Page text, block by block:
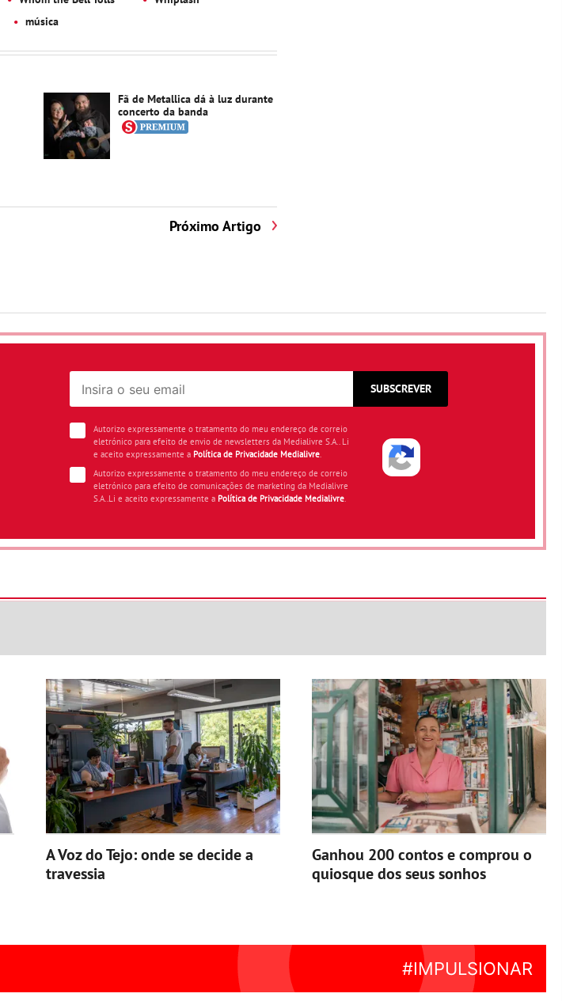
música
Fã de Metallica dá à luz durante
concerto da banda
Próximo Artigo
SUBSCREVER
Autorizo expressamente o tratamento do meu endereço de correio
eletrónico para efeito de envio de newsletters da Medialivre S.A.. Li
e aceito expressamente a Política de Privacidade Medialivre.
Autorizo expressamente o tratamento do meu endereço de correio
eletrónico para efeito de comunicações de marketing da Medialivre
S.A..Li e aceito expressamente a Política de Privacidade Medialivre.
A Voz do Tejo: onde se decide a
travessia
Ganhou 200 contos e comprou o
quiosque dos seus sonhos